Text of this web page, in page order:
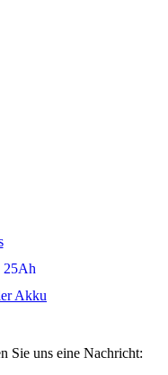
25Ah
Akku
Sie uns eine Nachricht: